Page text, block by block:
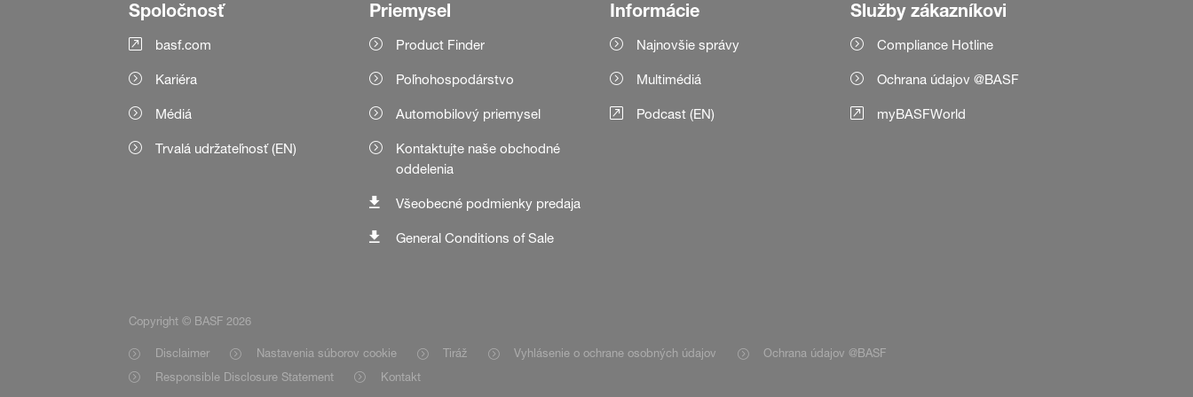
Spoločnosť
basf.com
Kariéra
Médiá
Trvalá udržateľnosť (EN)
Priemysel
Product Finder
Poľnohospodárstvo
Automobilový priemysel
Kontaktujte naše obchodné
oddelenia
Všeobecné podmienky predaja
General Conditions of Sale
Informácie
Najnovšie správy
Multimédiá
Podcast (EN)
Služby zákazníkovi
Compliance Hotline
Ochrana údajov @BASF
myBASFWorld
Copyright © BASF 2026
Disclaimer Nastavenia súborov cookie Tiráž Vyhlásenie o ochrane osobných údajov
Ochrana údajov @BASF
Responsible Disclosure Statement
Kontakt